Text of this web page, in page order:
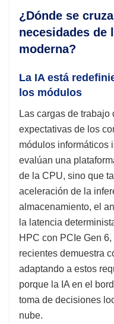
¿Dónde se
necesidades
moderna?
La IA está
los módulos
Las cargas de trabajo
expectativas de los
módulos informáticos
evalúan una
de la CPU, sino que
aceleración de la
almacenamiento, el
la latencia
HPC con PCIe Gen
recientes demuestra
adaptando a estos
porque la IA en el
toma de decisiones
nube.